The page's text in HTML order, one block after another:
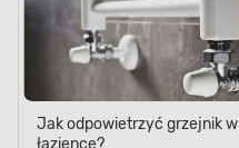
Jak odpowietrzyć grzejnik w
łazience?